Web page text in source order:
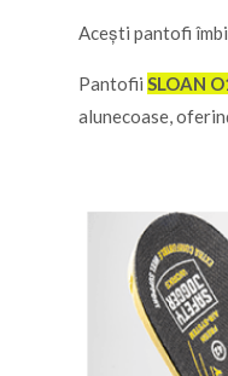
Acești pantofi
Pantofii SLOAN
alunecoase,